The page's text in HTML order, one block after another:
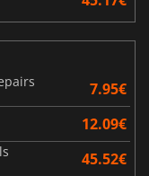
7.95€
12.09€
45.52€